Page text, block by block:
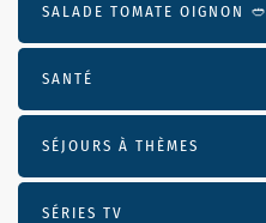
SALADE TOMATE OIGNON 🥙
SANTÉ
SÉJOURS À THÈMES
SÉRIES TV